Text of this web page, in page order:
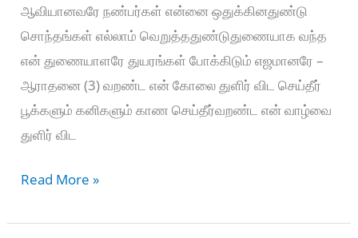
ஆவியானவரே நண்பர்கள் என்னை ஒதுக்கினதுண்டு
சொந்தங்கள் எல்லாம் வெறுத்ததுண்டுதுணையாக வந்த
என் துணையாளரே துயரங்கள் போக்கிடும் எஜமானரே –
ஆராதனை (3) வறண்ட என் கோலை துளிர் விட செய்தீர்
பூக்களும் கனிகளும் காண செய்தீர்வறண்ட என் வாழ்வை
துளிர் விட
ஆவியானவரே
தெய்வமே-
Read More »